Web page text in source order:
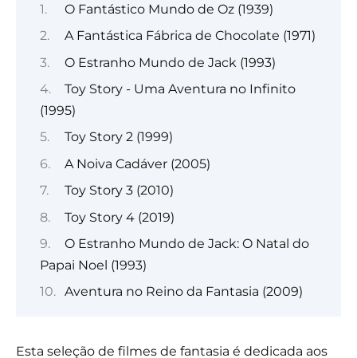
O Fantástico Mundo de Oz (1939)
A Fantástica Fábrica de Chocolate (1971)
O Estranho Mundo de Jack (1993)
Toy Story - Uma Aventura no Infinito
(1995)
Toy Story 2 (1999)
A Noiva Cadáver (2005)
Toy Story 3 (2010)
Toy Story 4 (2019)
O Estranho Mundo de Jack: O Natal do
Papai Noel (1993)
Aventura no Reino da Fantasia (2009)
Esta seleção de filmes de fantasia é dedicada aos